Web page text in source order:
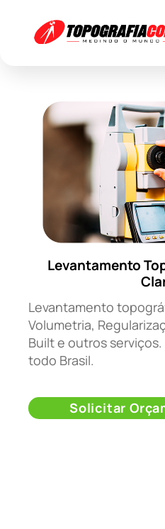
Levantamento
Levantamento
Volumetria,
Built e outros
todo Brasil.
Solicitar